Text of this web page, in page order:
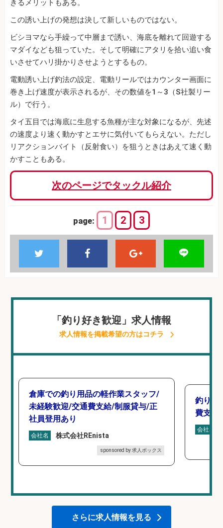
きるメリットもある。
この誘い上げの発想は決して新しいものではない。
ビシヨマなら手繰って中層まで誘い、海底を離れて回遊する
マダイなども狙っていた。そして明確にアタリを拾い追い食
いさせてハリ掛かりさせようとするもの。
電動誘い上げ釣法の設定、電動リールではカウンター画面に
巻き上げ速度が表示されるが、その数値を1～3（S社製リー
ル）で行う。
タイ五目では海底に生息する魚種が主な対象になるが、先述
の速度より速く動かすとエサに気付いてもらえない。ただし
リアクションバイト（反射食い）を狙うときはあえて速く動
かすこともある。
次のページでタックル紹介
page: 1 2 3
「釣り好き歓迎」求人情報
求人情報を掲載希望の方はコチラ
倉庫での釣り用品の軽作業スタッフ/
未経験歓迎/交通費支給/制服貸与/正
社員登用あり
会社名 株式会社REnista
sponsored by 求人ボックス
釣り具
費支給
会社名
さらに求人情報を見る